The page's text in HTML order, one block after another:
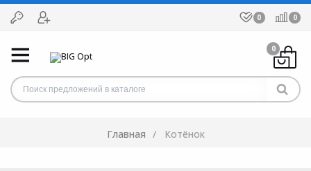
0 0
0
Главная Котёнок